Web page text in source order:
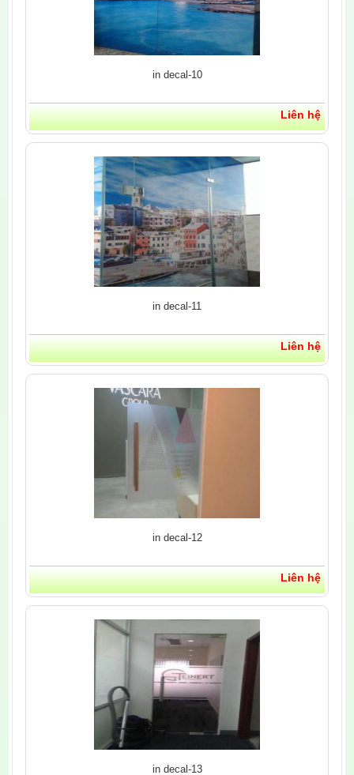
in decal-10
Liên hệ
in decal-11
Liên hệ
in decal-12
Liên hệ
in decal-13